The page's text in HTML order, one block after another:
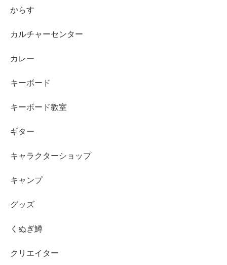
からす
カルチャーセンター
カレー
キーボード
キーボード教室
ギター
キャラクターショップ
キャンプ
グッズ
くぬぎ鱒
クリエイター